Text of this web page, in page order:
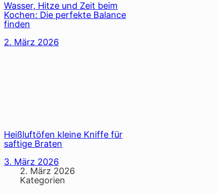
Wasser, Hitze und Zeit beim
Kochen: Die perfekte Balance
finden
2. März 2026
Heißluftöfen kleine Kniffe für
saftige Braten
3. März 2026
2. März 2026
Kategorien